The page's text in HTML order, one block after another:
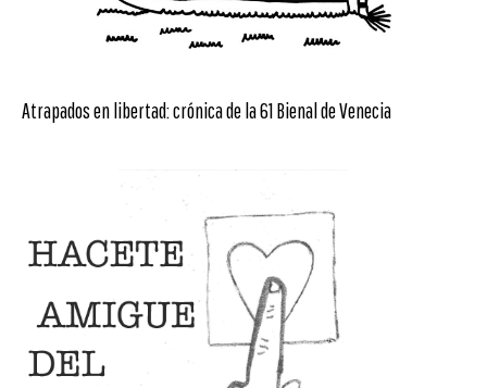
Atrapados en libertad: crónica de la 61 Bienal de Venecia